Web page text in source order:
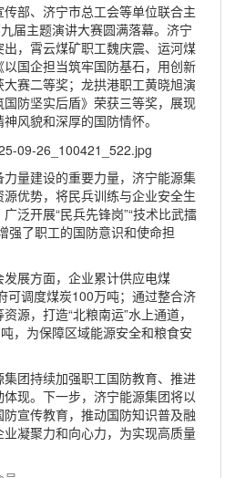
部、济宁市总工会等单位联合主
届主题演讲大赛圆满落幕。济宁
，霄云煤矿职工魏庆震、运河煤
国企担当筑牢国防基石，用创新
赛二等奖；龙拱港职工黄晓旭演
防坚实后盾》荣获三等奖，展现
风貌和深厚的国防情怀。
量建设的重要力量，济宁能源集
优势，将民兵训练与企业安全生
泛开展“民兵先锋岗”“技术比武擂
强了职工的国防意识和使命担
展方面，企业累计供应电煤
可调度煤炭100万吨；通过整合济
源，打造“北粮南运”水上通道，
，为保障区域能源安全和粮食安
团持续加强职工国防教育、推进
现。下一步，济宁能源集团将以
宣传教育，推动国防知识普及融
凝聚力和向心力，为实现高质量